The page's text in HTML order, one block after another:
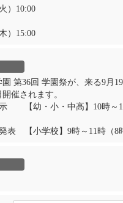
）10:00
）15:00
第36回 学園祭が、来る9月
開催されます。
【幼・小・中高】10時～15
【小学校】9時～11時（8